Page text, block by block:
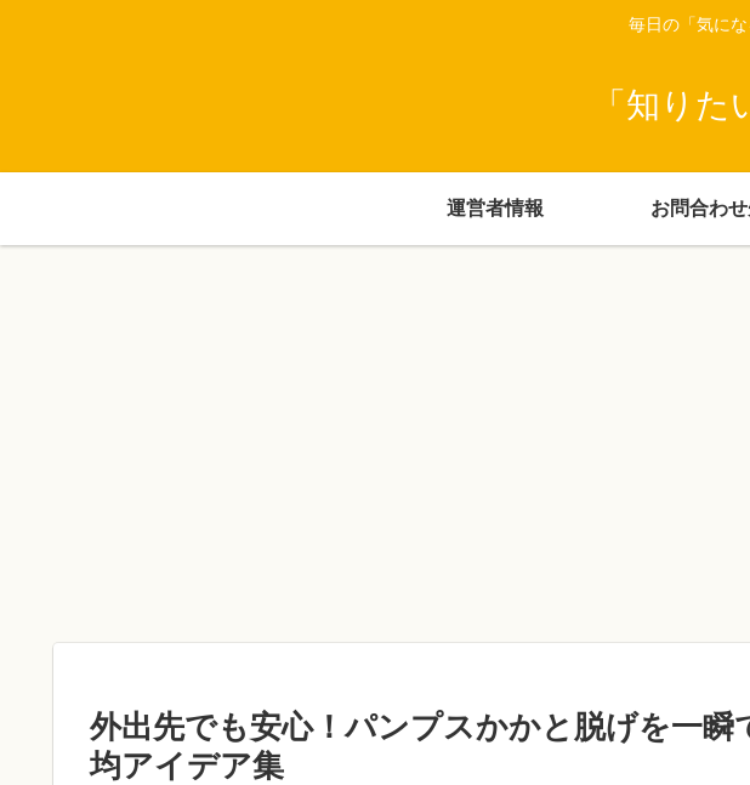
毎日の「気に
「知りた
運営者情報 お問合わ
外出先でも安心！パンプスかかと脱げを一瞬
均アイデア集